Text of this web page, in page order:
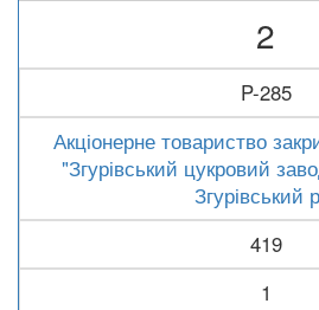
2
P-285
Акціонерне товариство
"Згурівський цукровий
Згурівський
419
1